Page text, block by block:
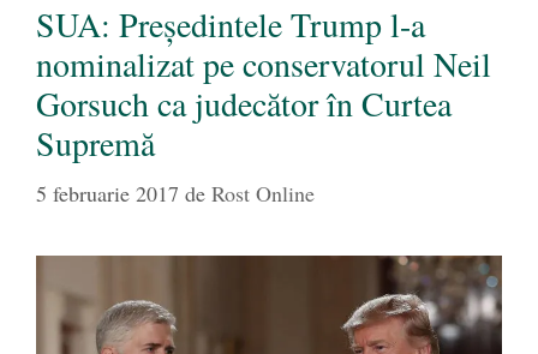
SUA: Președintele Trump l-a
nominalizat pe conservatorul Neil
Gorsuch ca judecător în Curtea
Supremă
5 februarie 2017 de Rost Online